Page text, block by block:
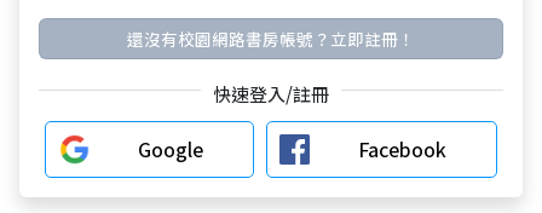
還沒有校園網路書房帳號？立即註冊！
快速登入/註冊
Google Facebook